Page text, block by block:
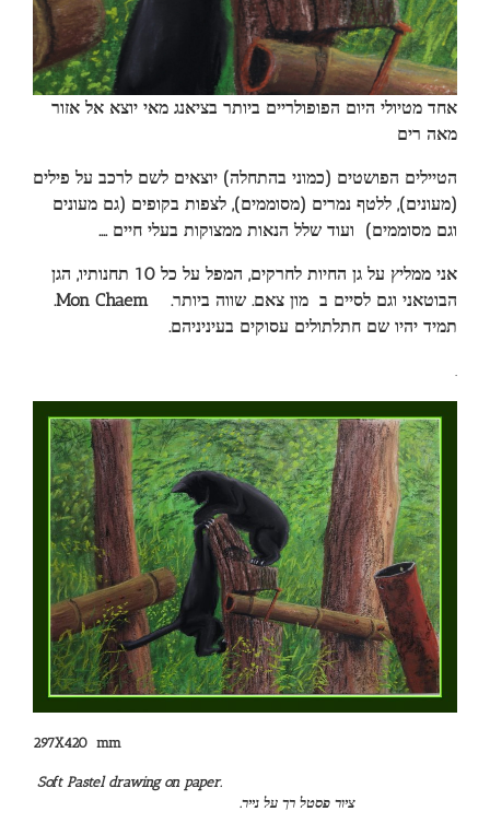
אחד מטיולי היום הפופולריים ביותר בציאנג מאי יוצא אל אזור
מאה רים
הטיילים הפושטים (כמוני בהתחלה) יוצאים לשם לרכב על פילים
(מעונים), ללטף נמרים (מסוממים), לצפות בקופים (גם מעונים
וגם מסוממים) ועוד שלל הנאות ממצוקות בעלי חיים ….
אני ממליץ על גן החיות לחרקים, המפל על כל 10 תחנותיו, הגן
הבוטאני וגם לסיים ב מון צאם. שווה ביותר. Mon Chaem.
תמיד יהיו שם חתלתולים עסוקים בעיניניהם.
.
297X420 mm
Soft Pastel drawing on paper.
.ציור פסטל רך על נייר